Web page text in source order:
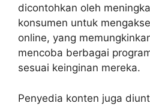
dicontohkan oleh
konsumen untuk
online, yang
mencoba berbagai
sesuai keinginan mereka.
Penyedia konten juga